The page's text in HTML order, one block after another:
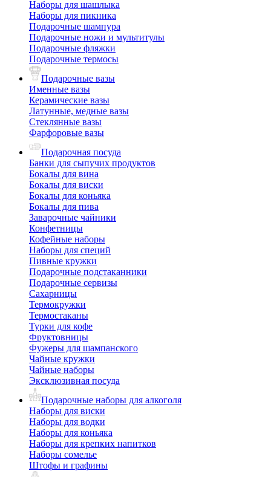
Наборы для шашлыка
Наборы для пикника
Подарочные шампура
Подарочные ножи и мультитулы
Подарочные фляжки
Подарочные термосы
Подарочные вазы
Именные вазы
Керамические вазы
Латунные, медные вазы
Стеклянные вазы
Фарфоровые вазы
Подарочная посуда
Банки для сыпучих продуктов
Бокалы для вина
Бокалы для виски
Бокалы для коньяка
Бокалы для пива
Заварочные чайники
Конфетницы
Кофейные наборы
Наборы для специй
Пивные кружки
Подарочные подстаканники
Подарочные сервизы
Сахарницы
Термокружки
Термостаканы
Турки для кофе
Фруктовницы
Фужеры для шампанского
Чайные кружки
Чайные наборы
Эксклюзивная посуда
Подарочные наборы для алкоголя
Наборы для виски
Наборы для водки
Наборы для коньяка
Наборы для крепких напитков
Наборы сомелье
Штофы и графины